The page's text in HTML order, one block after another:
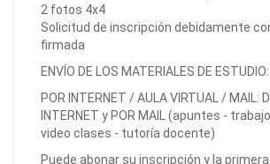
2 fotos 4x4
Solicitud de inscripción debidamente
firmada
ENVÍO DE LOS MATERIALES DE ESTUDIO:
POR INTERNET / AULA VIRTUAL / MAIL:
INTERNET y POR MAIL (apuntes -
video clases - tutoría docente)
Puede abonar su inscripción y la